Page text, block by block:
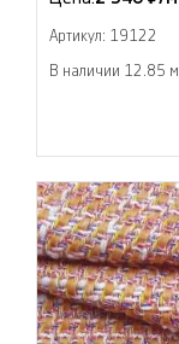
Артикул: 19122
В наличии 12.85 м